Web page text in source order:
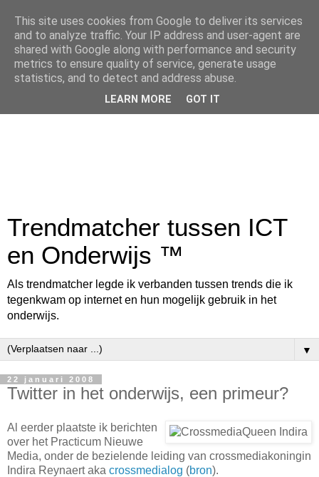
Trendmatcher tussen ICT
en Onderwijs ™
Als trendmatcher legde ik verbanden tussen trends die ik
tegenkwam op internet en hun mogelijk gebruik in het
onderwijs.
▼
22 januari 2008
Twitter in het onderwijs, een primeur?
Al eerder plaatste ik berichten
over het Practicum Nieuwe
Media, onder de bezielende leiding van crossmediakoningin
Indira Reynaert aka crossmedialog (bron).
This site uses cookies from Google to deliver its services
and to analyze traffic. Your IP address and user-agent are
shared with Google along with performance and security
metrics to ensure quality of service, generate usage
statistics, and to detect and address abuse.
LEARN MORE GOT IT